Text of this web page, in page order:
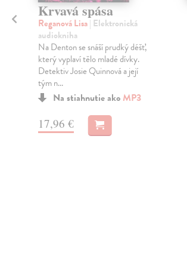
Krvavá spása
Reganová Lisa| Elektronická
audiokniha
Na Denton se snáší prudký déšť,
který vyplaví tělo mladé dívky.
Detektiv Josie Quinnová a její
tým n...
Na stiahnutie ako MP3
17,96 €